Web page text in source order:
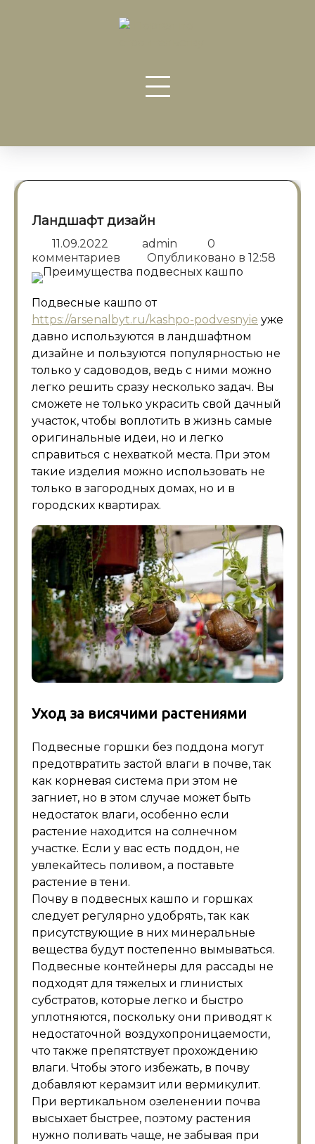
Ландшафт дизайн
11.09.2022 admin
0
комментариев
Опубликовано в 12:58
Подвесные кашпо от
https://arsenalbyt.ru/kashpo-podvesnyie уже
давно используются в ландшафтном
дизайне и пользуются популярностью не
только у садоводов, ведь с ними можно
легко решить сразу несколько задач. Вы
сможете не только украсить свой дачный
участок, чтобы воплотить в жизнь самые
оригинальные идеи, но и легко
справиться с нехваткой места. При этом
такие изделия можно использовать не
только в загородных домах, но и в
городских квартирах.
Уход за висячими растениями
Подвесные горшки без поддона могут
предотвратить застой влаги в почве, так
как корневая система при этом не
загниет, но в этом случае может быть
недостаток влаги, особенно если
растение находится на солнечном
участке. Если у вас есть поддон, не
увлекайтесь поливом, а поставьте
растение в тени.
Почву в подвесных кашпо и горшках
следует регулярно удобрять, так как
присутствующие в них минеральные
вещества будут постепенно вымываться.
Подвесные контейнеры для рассады не
подходят для тяжелых и глинистых
субстратов, которые легко и быстро
уплотняются, поскольку они приводят к
недостаточной воздухопроницаемости,
что также препятствует прохождению
влаги. Чтобы этого избежать, в почву
добавляют керамзит или вермикулит.
При вертикальном озеленении почва
высыхает быстрее, поэтому растения
нужно поливать чаще, не забывая при